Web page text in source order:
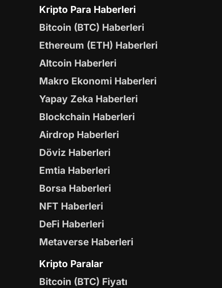
Kripto Para Haberleri
Bitcoin (BTC) Haberleri
Ethereum (ETH) Haberleri
Altcoin Haberleri
Makro Ekonomi Haberleri
Yapay Zeka Haberleri
Blockchain Haberleri
Airdrop Haberleri
Döviz Haberleri
Emtia Haberleri
Borsa Haberleri
NFT Haberleri
DeFi Haberleri
Metaverse Haberleri
Kripto Paralar
Bitcoin (BTC) Fiyatı